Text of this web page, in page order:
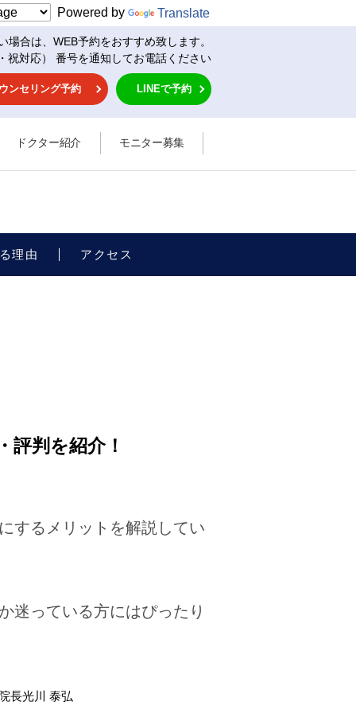
Powered by Translate
場合は、WEB予約をおすすめ致します。
祝対応） 番号を通知してお電話ください
ンセリング予約 LINEで予約
ドクター紹介 モニター募集
理由 アクセス
判を紹介！
するメリットを解説してい
迷っている方にはぴったり
長光川 泰弘